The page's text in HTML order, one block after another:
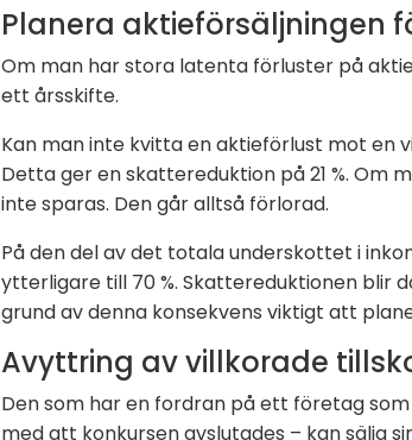
Planera aktieförsäljningen
Om man har stora latenta förluster på
ett årsskifte.
Kan man inte kvitta en aktieförlust mot en
Detta ger en skattereduktion på 21 %.
inte sparas. Den går alltså förlorad.
På den del av det totala underskottet i
ytterligare till 70 %. Skattereduktionen blir
grund av denna konsekvens viktigt att
Avyttring av villkorade
Den som har en fordran på ett företag
med att konkursen avslutades – kan sälja